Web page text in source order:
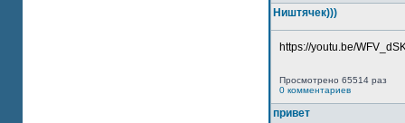
Ништячек)))
https://youtu.be/
Просмотрено 65514 раз
0 комментариев
привет